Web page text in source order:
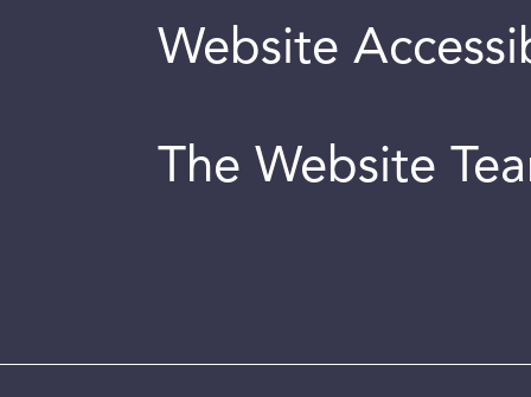
Website
The Website